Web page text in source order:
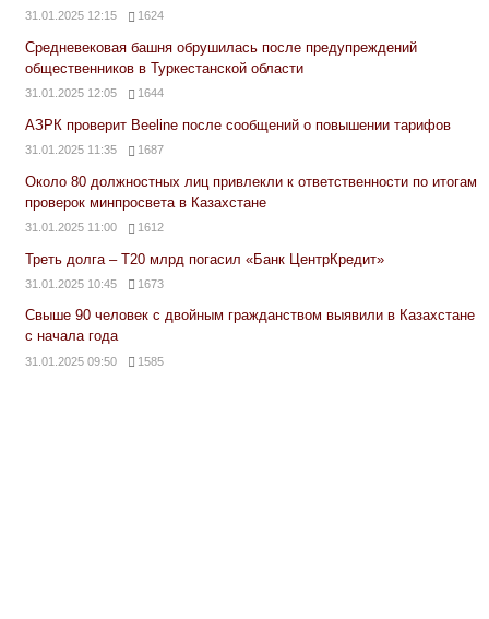
31.01.2025 12:15 1624
Средневековая башня обрушилась после предупреждений
общественников в Туркестанской области
31.01.2025 12:05 1644
АЗРК проверит Beeline после сообщений о повышении тарифов
31.01.2025 11:35 1687
Около 80 должностных лиц привлекли к ответственности по итогам
проверок минпросвета в Казахстане
31.01.2025 11:00 1612
Треть долга – Т20 млрд погасил «Банк ЦентрКредит»
31.01.2025 10:45 1673
Свыше 90 человек с двойным гражданством выявили в Казахстане
с начала года
31.01.2025 09:50 1585